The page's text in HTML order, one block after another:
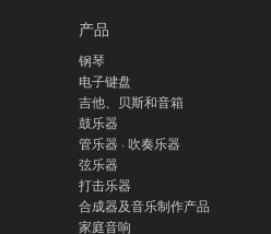
产品
钢琴
电子键盘
吉他、贝斯和音箱
鼓乐器
管乐器 · 吹奏乐器
弦乐器
打击乐器
合成器及音乐制作产品
家庭音响